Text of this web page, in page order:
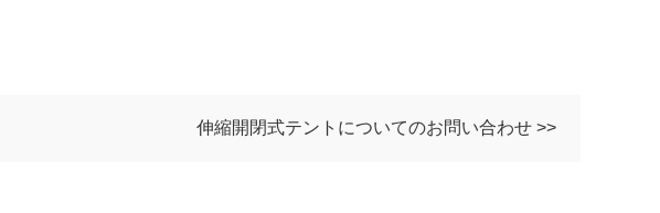
伸縮開閉式テントについてのお問い合わせ >>